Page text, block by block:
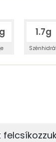
1.7g